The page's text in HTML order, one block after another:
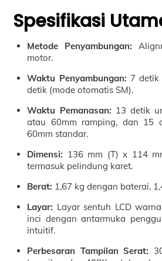
Spesifikasi
Metode Penyambungan:
motor.
Waktu Penyambungan: 7
detik (mode otomatis SM).
Waktu Pemanasan: 13 detik
atau 60mm ramping, dan 15
60mm standar.
Dimensi: 136 mm (T) x 114
termasuk pelindung karet.
Berat: 1,67 kg dengan baterai,
Layar: Layar sentuh LCD
inci dengan antarmuka
intuitif.
Perbesaran Tampilan Serat: